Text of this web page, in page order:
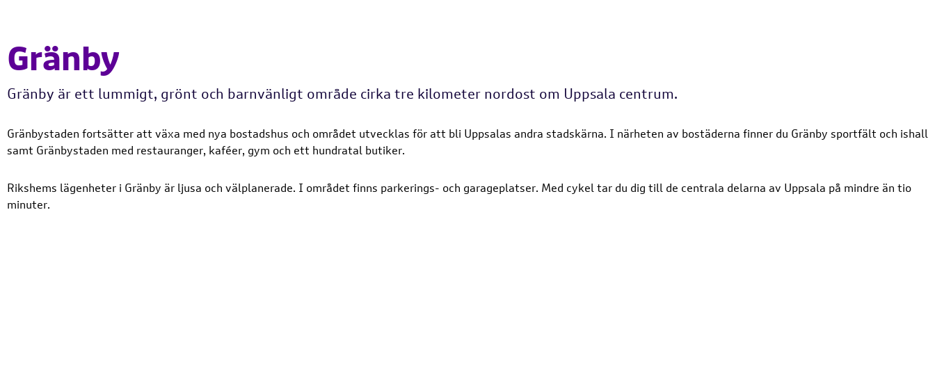
Gränby
Gränby är ett lummigt, grönt och barnvänligt område cirka tre kilometer nordost om Uppsala centrum.
Gränbystaden fortsätter att växa med nya bostadshus och området utvecklas för att bli Uppsalas andra stadskärna. I närheten av bostäderna finner du Gränby sportfält och ishall
samt Gränbystaden med restauranger, kaféer, gym och ett hundratal butiker.
Rikshems lägenheter i Gränby är ljusa och välplanerade. I området finns parkerings- och garageplatser. Med cykel tar du dig till de centrala delarna av Uppsala på mindre än tio
minuter.